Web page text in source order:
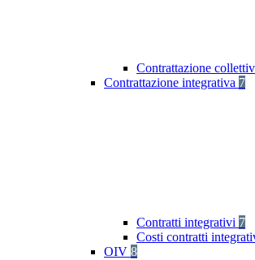
Contrattazione
Contrattazione integrativa 7
Contratti integrativi 7
Costi contratti
OIV 8